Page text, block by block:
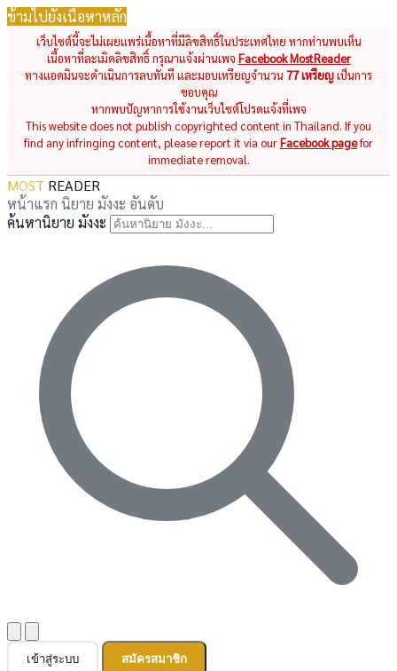
ข้ามไปยังเนื้อหาหลัก
เว็บไซต์นี้จะไม่เผยแพร่เนื้อหาที่มีลิขสิทธิ์ในประเทศไทย หากท่านพบเห็น
เนื้อหาที่ละเมิดลิขสิทธิ์ กรุณาแจ้งผ่านเพจ Facebook MostReader
ทางแอดมินจะดำเนินการลบทันที และมอบเหรียญจำนวน 77 เหรียญเป็นการ
ขอบคุณ
หากพบปัญหาการใช้งานเว็บไซต์โปรดแจ้งที่เพจ
This website does not publish copyrighted content in Thailand. If you
find any infringing content, please report it via ourFacebook pagefor
immediate removal.
MOST READER
หน้าแรก นิยาย มังงะ อันดับ
ค้นหานิยาย มังงะ
เข้าสู่ระบบ สมัครสมาชิก